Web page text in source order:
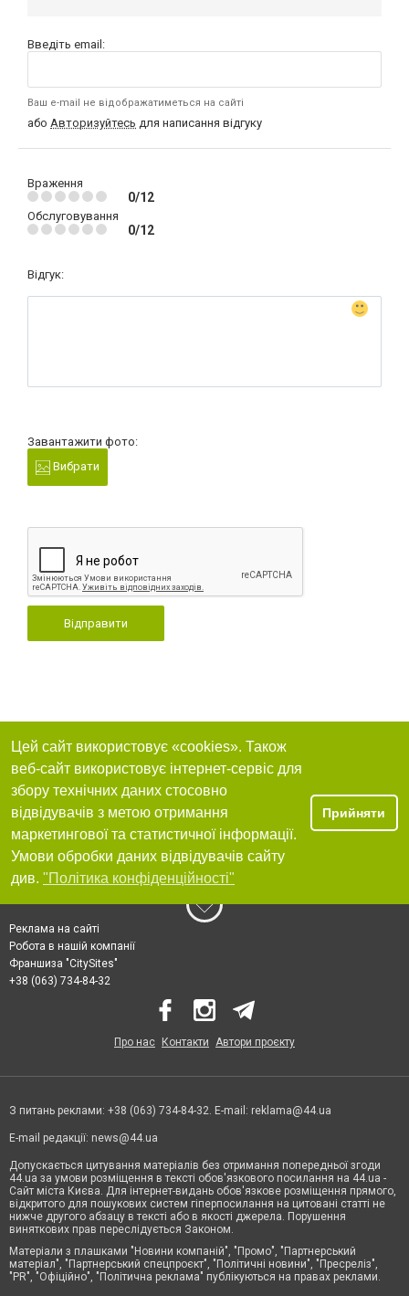
Введіть email:
Ваш e-mail не відображатиметься на сайті
або Авторизуйтесь для написання відгуку
Враження
0/12
Обслуговування
0/12
Відгук:
Завантажити фото:
Вибрати
Відправити
Цей сайт використовує «cookies». Також
веб-сайт використовує інтернет-сервіс для
збору технічних даних стосовно
відвідувачів з метою отримання
маркетингової та статистичної інформації.
Умови обробки даних відвідувачів сайту
див. "Політика конфіденційності"
Прийняти
Реклама на сайті
Робота в нашій компанії
Франшиза "CitySites"
+38 (063) 734-84-32
Про нас Контакти Автори проєкту
З питань реклами: +38 (063) 734-84-32. E-mail: reklama@44.ua
E-mail редакції: news@44.ua
Допускається цитування матеріалів без отримання попередньої згоди
44.ua за умови розміщення в тексті обов'язкового посилання на 44.ua -
Сайт міста Києва. Для інтернет-видань обов'язкове розміщення прямого,
відкритого для пошукових систем гіперпосилання на цитовані статті не
нижче другого абзацу в тексті або в якості джерела. Порушення
виняткових прав переслідується Законом.
Матеріали з плашками "Новини компаній", "Промо", "Партнерський
матеріал", "Партнерський спецпроєкт", "Політичні новини", "Пресреліз",
"PR", "Офіційно", "Політична реклама" публікуються на правах реклами.